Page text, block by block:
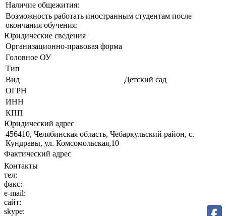
Наличие общежития:
Возможность работать иностранным студентам после
окончания обучения:
Юридические сведения
Организационно-правовая форма
Головное ОУ
Тип
Вид
Детский сад
ОГРН
ИНН
КПП
Юридический адрес
456410, Челябинская область, Чебаркульский район, с.
Кундравы, ул. Комсомольская,10
Фактический адрес
Контакты
тел:
факс:
e-mail:
сайт:
skype: